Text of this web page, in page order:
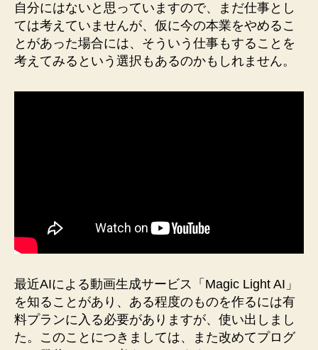
自分にはないと思っていますので、まだ仕事とし
ては考えていませんが、仮に今の本業をやめるこ
とがあった場合には、そういう仕事もすることを
考えてみるという選択もあるのかもしれません。
最近AIによる動画生成サービス「Magic Light AI」
を知ることがあり、ある程度のものを作るには有
料プランに入る必要がありますが、使い出しまし
た。このことにつきましては、また改めてプログ